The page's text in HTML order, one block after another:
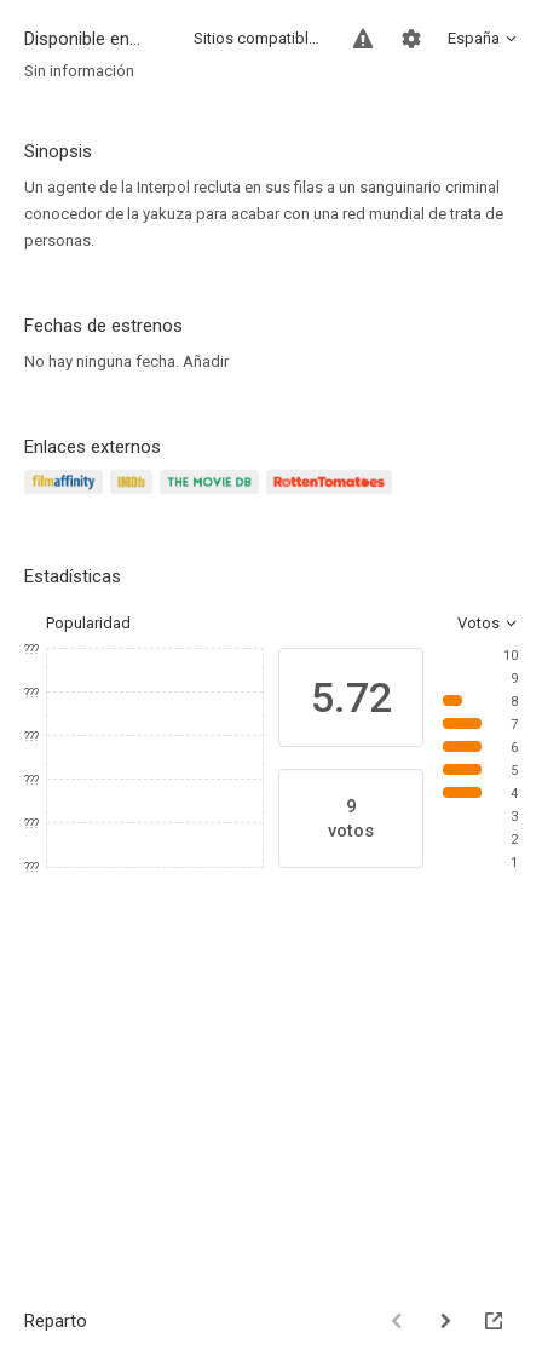
Disponible en... España
Sitios compatibles
Sin información
Sinopsis
Un agente de la Interpol recluta en sus filas a un sanguinario criminal
conocedor de la yakuza para acabar con una red mundial de trata de
personas.
Fechas de estrenos
No hay ninguna fecha. Añadir
Enlaces externos
Estadísticas
Popularidad Votos
???
???
???
???
???
???
5.72
9
votos
10
9
8
7
6
5
4
3
2
1
Reparto